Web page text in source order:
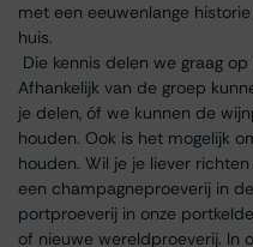
met een eeuwenlange
huis.
Die kennis delen we graag
Afhankelijk van de groep
je delen, óf we kunnen de
houden. Ook is het mogelijk
houden. Wil je je liever
een champagneproeverij in
portproeverij in onze
of nieuwe wereldproeverij. In